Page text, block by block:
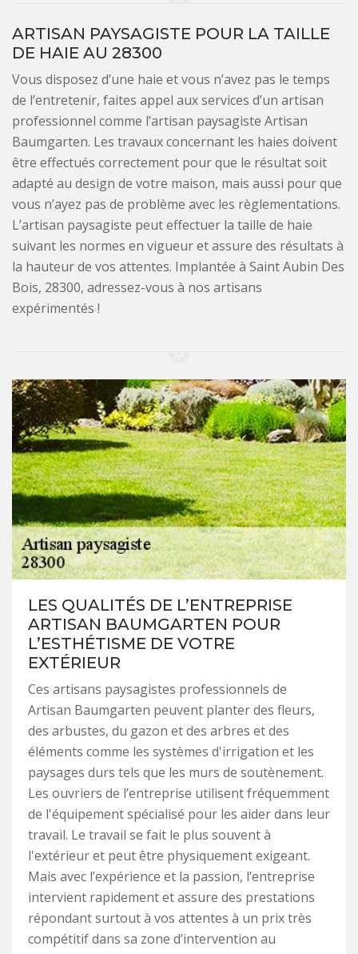
ARTISAN PAYSAGISTE POUR LA TAILLE
DE HAIE AU 28300
Vous disposez d’une haie et vous n’avez pas le temps
de l’entretenir, faites appel aux services d’un artisan
professionnel comme l’artisan paysagiste Artisan
Baumgarten. Les travaux concernant les haies doivent
être effectués correctement pour que le résultat soit
adapté au design de votre maison, mais aussi pour que
vous n’ayez pas de problème avec les règlementations.
L’artisan paysagiste peut effectuer la taille de haie
suivant les normes en vigueur et assure des résultats à
la hauteur de vos attentes. Implantée à Saint Aubin Des
Bois, 28300, adressez-vous à nos artisans
expérimentés !
LES QUALITÉS DE L’ENTREPRISE
ARTISAN BAUMGARTEN POUR
L’ESTHÉTISME DE VOTRE
EXTÉRIEUR
Ces artisans paysagistes professionnels de
Artisan Baumgarten peuvent planter des fleurs,
des arbustes, du gazon et des arbres et des
éléments comme les systèmes d'irrigation et les
paysages durs tels que les murs de soutènement.
Les ouvriers de l’entreprise utilisent fréquemment
de l'équipement spécialisé pour les aider dans leur
travail. Le travail se fait le plus souvent à
l'extérieur et peut être physiquement exigeant.
Mais avec l’expérience et la passion, l’entreprise
intervient rapidement et assure des prestations
répondant surtout à vos attentes à un prix très
compétitif dans sa zone d’intervention au